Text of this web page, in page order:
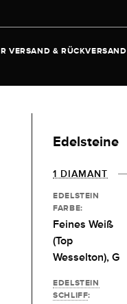
VERSAND & RÜCKVERSAND
Edelsteine
1 DIAMANT
EDELSTEIN
FARBE:
Feines Weiß
(Top
Wesselton), G
EDELSTEIN
SCHLIFF: